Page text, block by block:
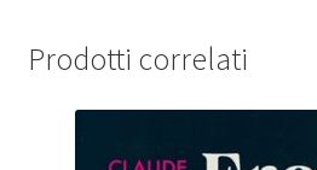
Prodotti correlati